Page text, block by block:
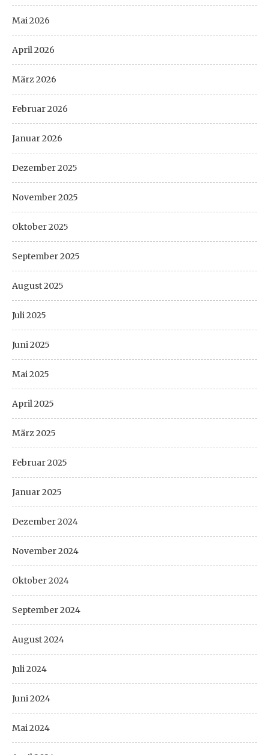
Mai 2026
April 2026
März 2026
Februar 2026
Januar 2026
Dezember 2025
November 2025
Oktober 2025
September 2025
August 2025
Juli 2025
Juni 2025
Mai 2025
April 2025
März 2025
Februar 2025
Januar 2025
Dezember 2024
November 2024
Oktober 2024
September 2024
August 2024
Juli 2024
Juni 2024
Mai 2024